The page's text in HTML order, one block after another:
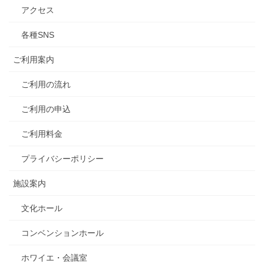
アクセス
各種SNS
ご利用案内
ご利用の流れ
ご利用の申込
ご利用料金
プライバシーポリシー
施設案内
文化ホール
コンベンションホール
ホワイエ・会議室